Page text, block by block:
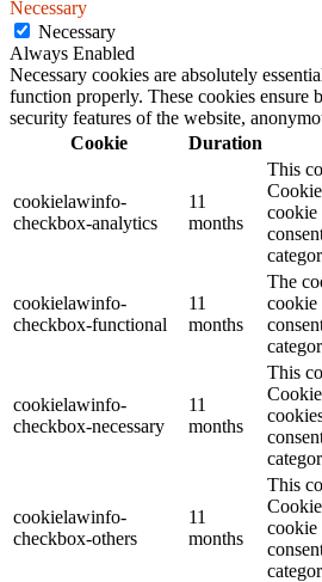
Necessary
Necessary
Always Enabled
Necessary cookies are absolutely
function properly. These cookies ensure
security features of the website,
Cookie
Duration
cookielawinfo-
checkbox-analytics
11
months
This
cookie
cookielawinfo-
checkbox-functional
11
months
The
cookie
cookielawinfo-
checkbox-necessary
11
months
This
cookielawinfo-
checkbox-others
11
months
This
cookie